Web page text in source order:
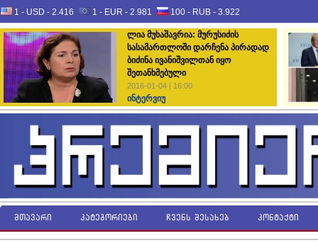
1 - USD - 2.416 1 - EUR - 2.981 100 - RUB - 3.922
ლია მუხაშავრია: მურუსიძის
სასამართლოში დარჩენა პირადად
ბიძინა ივანიშვილთან იყო
შეთანხმებული
2016-01-04 | 16:00
ინტერვიუ
მთავარი კატეგორიები ჩვენს შესახებ კონტაქტი